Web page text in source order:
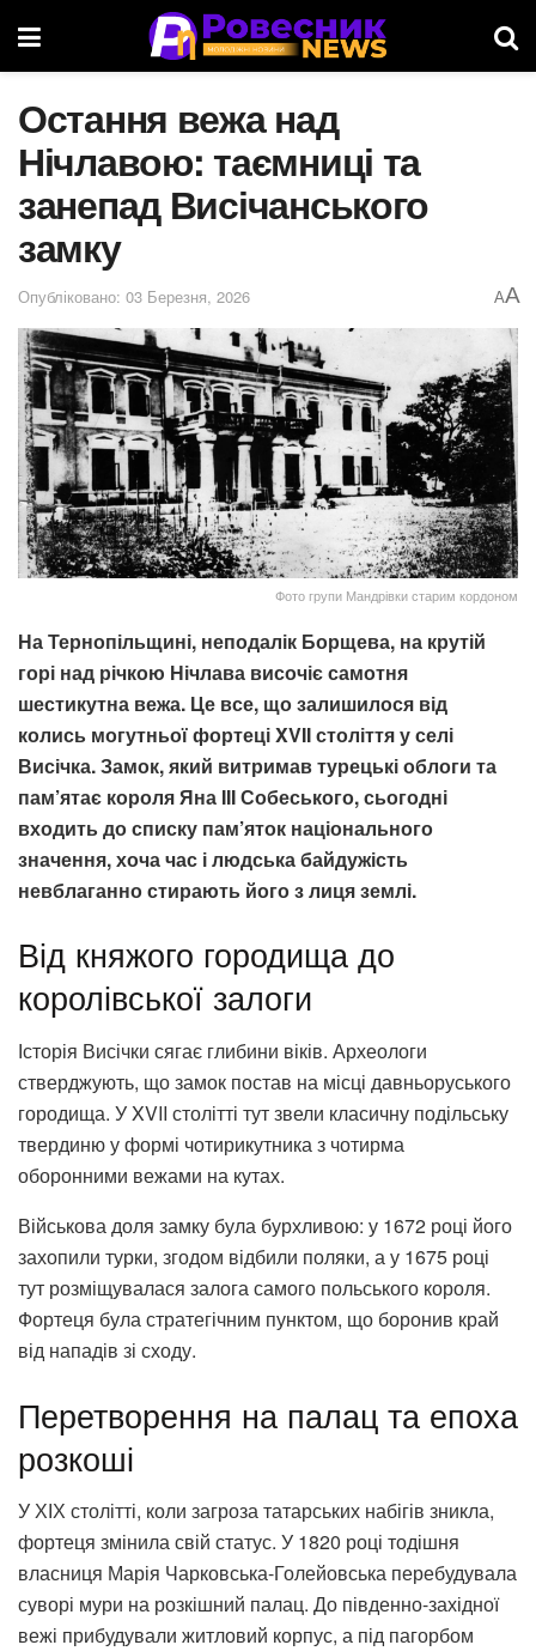
Остання вежа над
Нічлавою: таємниці та
занепад Висічанського
замку
Опубліковано: 03 Березня, 2026 AA
Фото групи Мандрівки старим кордоном
На Тернопільщині, неподалік Борщева, на крутій
горі над річкою Нічлава височіє самотня
шестикутна вежа. Це все, що залишилося від
колись могутньої фортеці XVII століття у селі
Висічка. Замок, який витримав турецькі облоги та
пам’ятає короля Яна III Собеського, сьогодні
входить до списку пам’яток національного
значення, хоча час і людська байдужість
невблаганно стирають його з лиця землі.
Від княжого городища до
королівської залоги
Історія Висічки сягає глибини віків. Археологи
стверджують, що замок постав на місці давньоруського
городища. У XVII столітті тут звели класичну подільську
твердиню у формі чотирикутника з чотирма
оборонними вежами на кутах.
Військова доля замку була бурхливою: у 1672 році його
захопили турки, згодом відбили поляки, а у 1675 році
тут розміщувалася залога самого польського короля.
Фортеця була стратегічним пунктом, що боронив край
від нападів зі сходу.
Перетворення на палац та епоха
розкоші
У ХІХ столітті, коли загроза татарських набігів зникла,
фортеця змінила свій статус. У 1820 році тодішня
власниця Марія Чарковська-Голейовська перебудувала
суворі мури на розкішний палац. До південно-західної
вежі прибудували житловий корпус, а під пагорбом